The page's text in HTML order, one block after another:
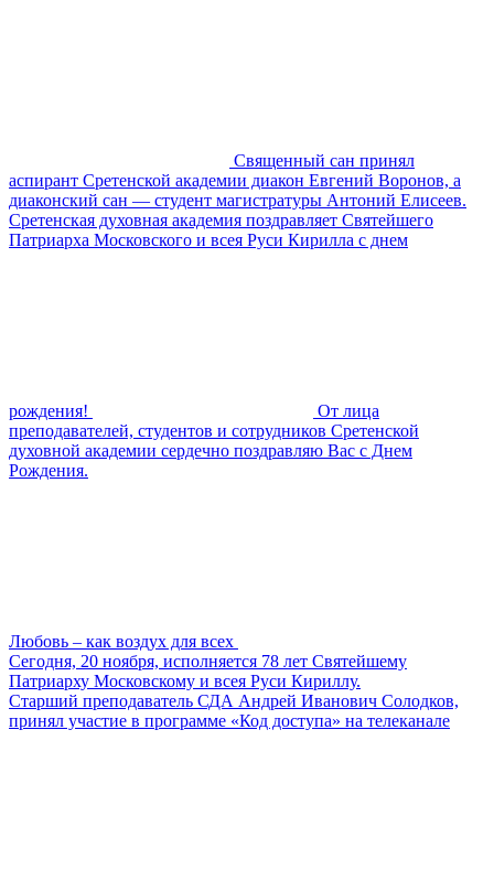
Священный сан принял
аспирант Сретенской академии диакон Евгений Воронов, а
диаконский сан — студент магистратуры Антоний Елисеев.
Сретенская духовная академия поздравляет Святейшего
Патриарха Московского и всея Руси Кирилла с днем
рождения!
От лица
преподавателей, студентов и сотрудников Сретенской
духовной академии сердечно поздравляю Вас с Днем
Рождения.
Любовь – как воздух для всех
Сегодня, 20 ноября, исполняется 78 лет Святейшему
Патриарху Московскому и всея Руси Кириллу.
Старший преподаватель СДА Андрей Иванович Солодков,
принял участие в программе «Код доступа» на телеканале